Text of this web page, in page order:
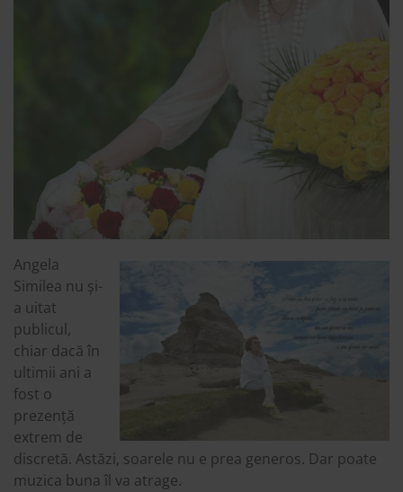
Angela
Similea nu și-
a uitat
publicul,
chiar dacă în
ultimii ani a
fost o
prezență
extrem de
discretă. Astăzi, soarele nu e prea generos. Dar poate
muzica buna îl va atrage.